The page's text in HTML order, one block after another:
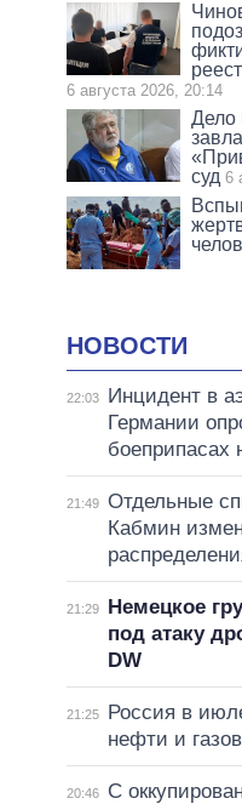
6 августа 2026, 20:14
Дело
суд 6
НОВОСТИ
22:03
Инцидент в
Германии
боеприпасах
21:49 Отдельные
Кабмин
21:29
Немецкое
под атаку
DW
21:25
Россия в
нефти и
20:46
С